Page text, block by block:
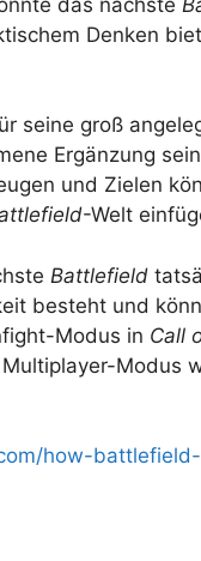
Denken
seine groß
Ergänzung
und Zielen
-Welt
Battlefield
besteht und
Modus in Call
Modus
how-